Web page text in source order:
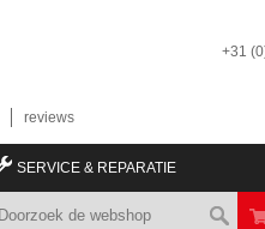
reviews
+31
SERVICE & REPARATIE